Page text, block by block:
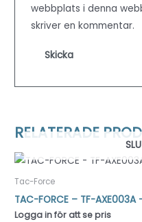
webbplats i denna
skriver en kommentar.
RELATERADE
Tac-Force
TAC-FORCE – TF-AXE003A
Logga in för att se pris